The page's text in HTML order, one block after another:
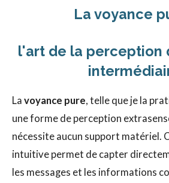
La voyance
l'art de la perception
La voyance pure, telle que je la
une forme de perception
nécessite aucun support matériel.
intuitive permet de capter
les messages et les informations